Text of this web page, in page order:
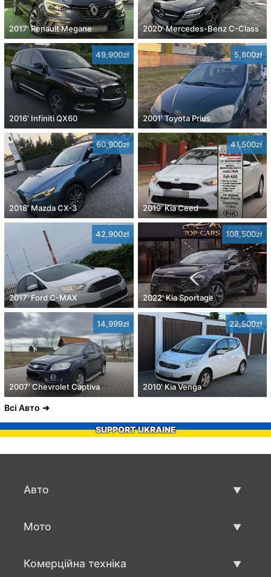
2017' Renault Megane 2020' Mercedes-Benz C-Class
49,900zł
2016' Infiniti QX60
5,800zł
2001' Toyota Prius
60,900zł
2018' Mazda CX-3
41,500zł
2019' Kia Ceed
42,900zł
2017' Ford C-MAX
108,500zł
2022' Kia Sportage
14,999zł
2007' Chevrolet Captiva
22,500zł
2010' Kia Venga
Всі Авто
SUPPORT UKRAINE
Авто
Мото
Комерційна техніка